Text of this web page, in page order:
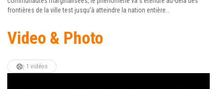
frontières de la ville test jusqu’à atteindre la nation entière…
Video & Photo
1 vidéos